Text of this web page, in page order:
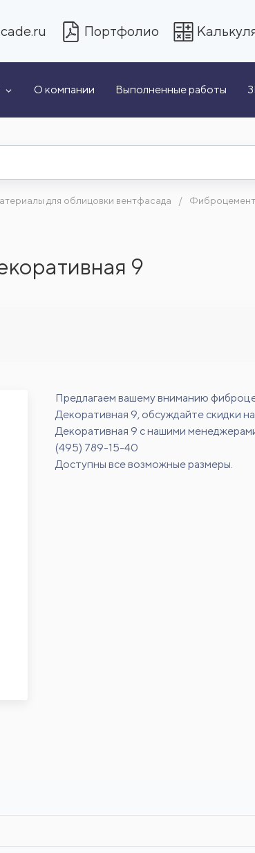
Портфолио
О компании Выполненные работы
для облицовки вентфасада
9
Предлагаем вашему вниманию
Декоративная 9, обсуждайте скидки
Декоративная 9 с нашими
(495) 789-15-40
Доступны все возможные размеры.